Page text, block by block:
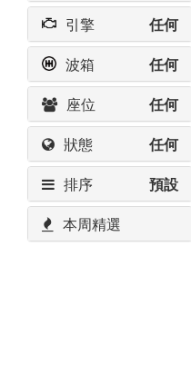
引擎
任何
波箱
任何
座位
任何
狀態
任何
排序
預設
本周精選